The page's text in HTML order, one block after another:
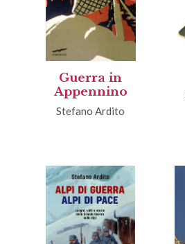
Guerra in
Appennino
Stefano Ardito